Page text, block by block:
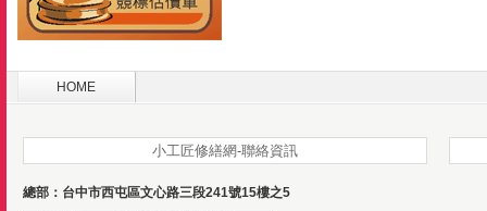
HOME
小工匠修繕網-聯絡資訊
總部：台中市西屯區文心路三段241號15樓之5